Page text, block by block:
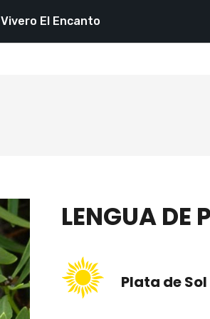
LENGUA DE
Plata de Sol
Vivero El Encanto